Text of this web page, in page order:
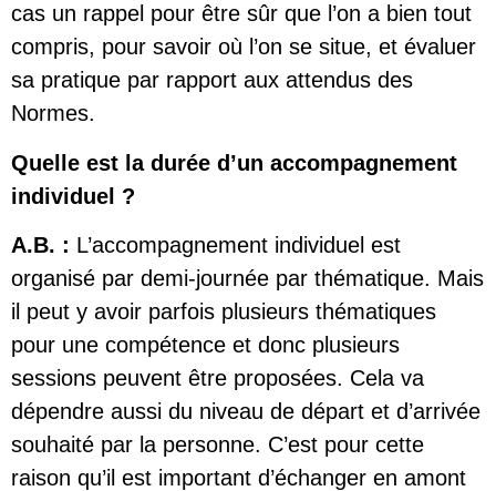
cas un rappel pour être sûr que l’on a bien tout
compris, pour savoir où l’on se situe, et évaluer
sa pratique par rapport aux attendus des
Normes.
Quelle est la durée d’un accompagnement
individuel ?
A.B. : L’accompagnement individuel est
organisé par demi-journée par thématique. Mais
il peut y avoir parfois plusieurs thématiques
pour une compétence et donc plusieurs
sessions peuvent être proposées. Cela va
dépendre aussi du niveau de départ et d’arrivée
souhaité par la personne. C’est pour cette
raison qu’il est important d’échanger en amont